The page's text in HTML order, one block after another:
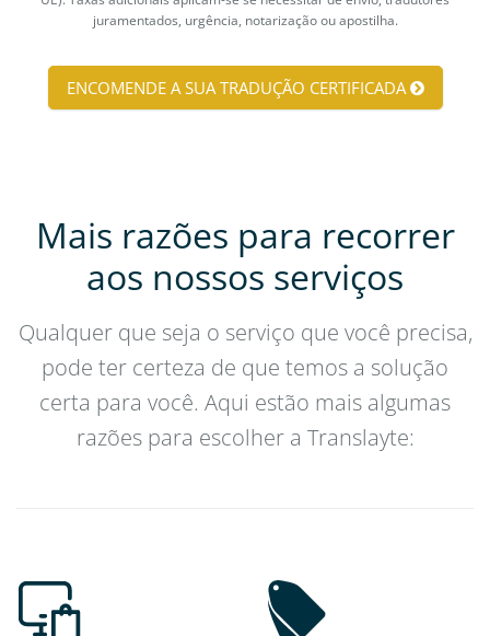
juramentados, urgência, notarização ou apostilha.
ENCOMENDE A SUA TRADUÇÃO CERTIFICADA
Mais razões para recorrer
aos nossos serviços
Qualquer que seja o serviço que você precisa,
pode ter certeza de que temos a solução
certa para você. Aqui estão mais algumas
razões para escolher a Translayte: